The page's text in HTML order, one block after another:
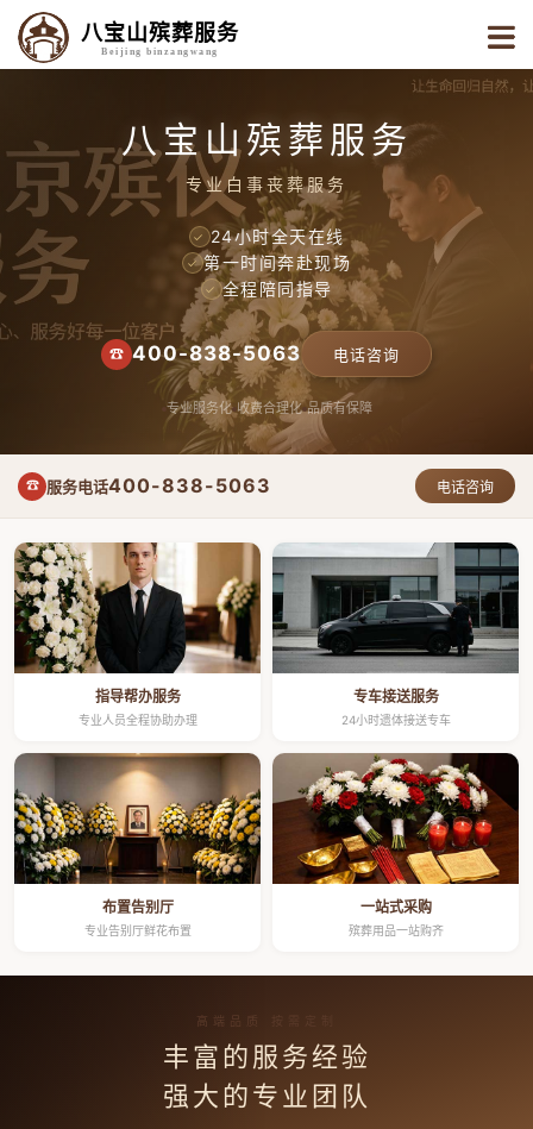
八宝山殡葬服务
Beijing binzangwang
八宝山殡葬服务
专业白事丧葬服务
✓ 24小时全天在线
✓ 第一时间奔赴现场
✓ 全程陪同指导
☎ 400-838-5063 电话咨询
专业服务化 收费合理化 品质有保障
☎ 服务电话400-838-5063 电话咨询
指导帮办服务
专业人员全程协助办理
专车接送服务
24小时遗体接送专车
布置告别厅
专业告别厅鲜花布置
一站式采购
殡葬用品一站购齐
高端品质 按需定制
丰富的服务经验
强大的专业团队